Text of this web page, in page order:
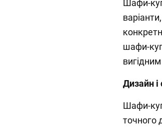
Шафи-
шафи-
Дизайн і
Шафи-
точного